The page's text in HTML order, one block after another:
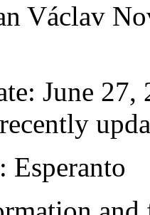
Václav
: June
: Esperanto